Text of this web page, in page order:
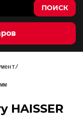
ПОИСК
HAISSER